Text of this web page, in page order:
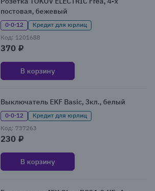
постовая, бежевый
0·0·12
Кредит для юрлиц
Код: 1201688
370 ₽
В корзину
Выключатель EKF Basic, 3кл., белый
0·0·12
Кредит для юрлиц
Код: 737263
230 ₽
В корзину